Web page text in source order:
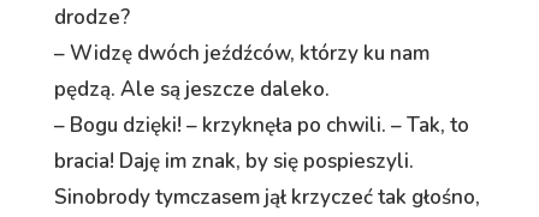
drodze?
– Widzę dwóch jeźdźców, którzy ku nam
pędzą. Ale są jeszcze daleko.
– Bogu dzięki! – krzyknęła po chwili. – Tak, to
bracia! Daję im znak, by się pospieszyli.
Sinobrody tymczasem jął krzyczeć tak głośno,